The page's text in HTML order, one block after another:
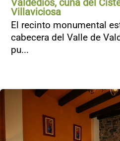
Valdediós, cuna del
Villaviciosa
El recinto monumental
cabecera del Valle de
pu...